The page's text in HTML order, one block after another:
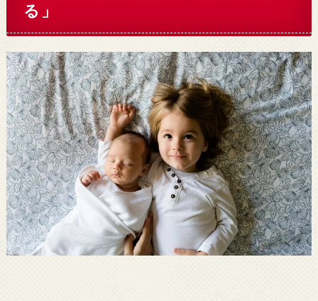
る」